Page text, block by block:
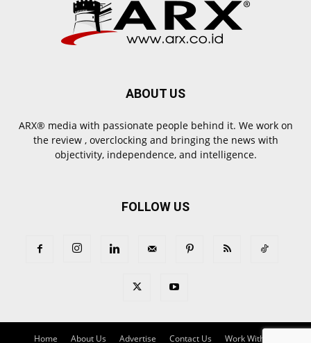
ABOUT US
ARX® media with passionate people behind it. We work on
the review , overclocking and bringing the news with
objectivity, independence, and intelligence.
FOLLOW US
Home About Us Advertise Contact Us Work With Us